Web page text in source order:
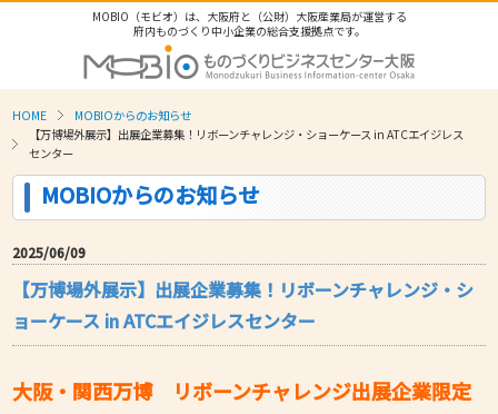
MOBIO（モビオ）は、大阪府と（公財）大阪産業局が運営する
府内ものづくり中小企業の総合支援拠点です。
HOME
MOBIOからのお知らせ
【万博場外展示】出展企業募集！リボーンチャレンジ・ショーケース in ATCエイジレス
センター
MOBIOからのお知らせ
2025/06/09
【万博場外展示】出展企業募集！リボーンチャレンジ・シ
ョーケース in ATCエイジレスセンター
大阪・関西万博 リボーンチャレンジ出展企業限定